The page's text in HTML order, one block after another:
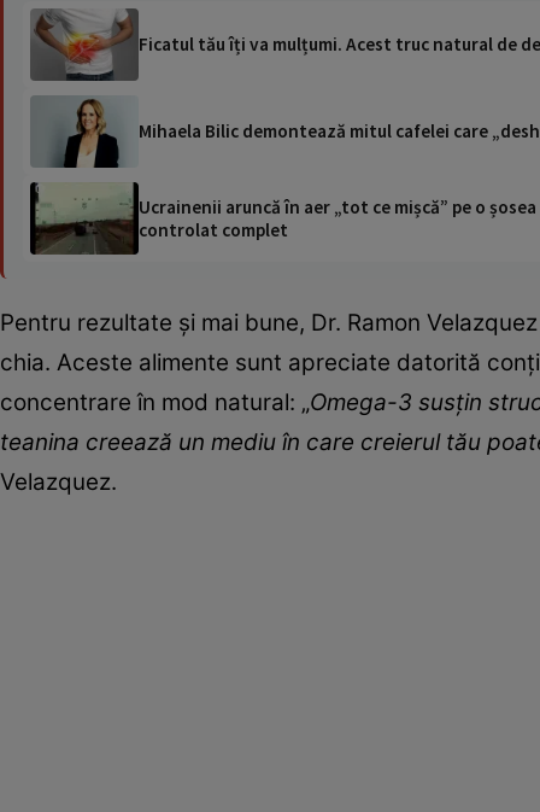
Ficatul tău îți va mulțumi. Acest truc natural de
Mihaela Bilic demontează mitul cafelei care
Ucrainenii aruncă în aer „tot ce mișcă” pe o
controlat complet
Pentru rezultate și mai bune, Dr. Ramon
chia. Aceste alimente sunt apreciate datorită
concentrare în mod natural: „Omega-3 susțin
teanina creează un mediu în care creierul tău
Velazquez.